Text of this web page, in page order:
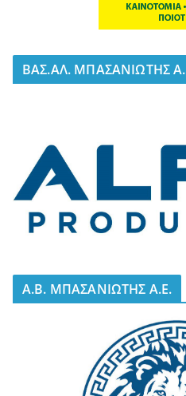
BΑΣ.ΑΛ. ΜΠΑΣΑΝΙΩΤΗΣ
A.B. ΜΠΑΣΑΝΙΩΤΗΣ Α.Ε.